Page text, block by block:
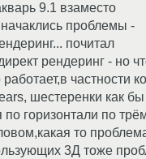
9.1 взаместо
проблемы -
почитал
рендеринг - но
частности
шестеренки как бы
горизонтали по
то
3Д тоже